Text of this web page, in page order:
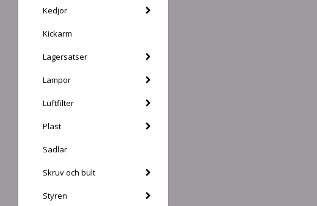
Kedjor
Kickarm
Lagersatser
Lampor
Luftfilter
Plast
Sadlar
Skruv och bult
Styren